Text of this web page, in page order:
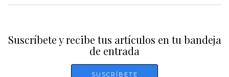
Suscríbete y recibe tus artículos en tu bandeja
de entrada